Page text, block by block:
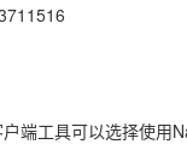
端工具可以选择使